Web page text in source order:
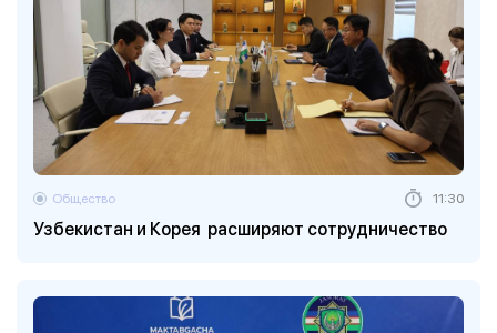
Узбекистан и Корея расширяют сотрудничество
Общество 11:30